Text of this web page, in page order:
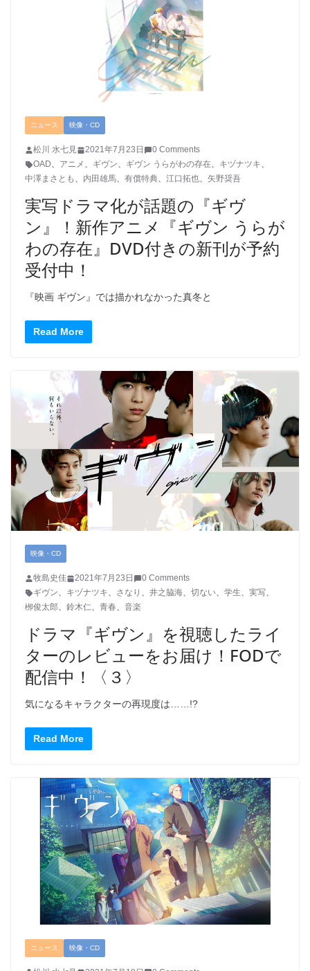
ニュース 映像・CD
松川 水七見 2021年7月23日
0 Comments
OAD、 アニメ 、 ギヴン、 ギヴン うらがわの存在、 キヅナツキ、
中澤まさとも 、 内田雄馬、 有償特典、 江口拓也、 矢野奨吾
実写ドラマ化が話題の『ギヴ
ン』！新作アニメ『ギヴン うらが
わの存在』DVD付きの新刊が予約
受付中！
『映画 ギヴン』では描かれなかった真冬と
Read More
映像・CD
牧島史佳 2021年7月23日
0 Comments
ギヴン、 キヅナツキ、 さなり 、 井之脇海、 切ない、 学生、 実写、
栁俊太郎、 鈴木仁、 青春、 音楽
ドラマ『ギヴン』を視聴したライ
ターのレビューをお届け！FODで
配信中！〈３〉
気になるキャラクターの再現度は……!?
Read More
ニュース 映像・CD